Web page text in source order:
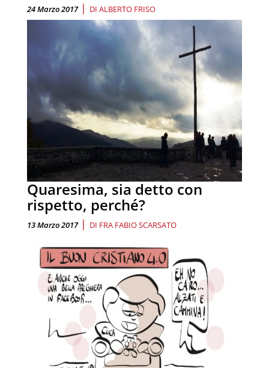
24 Marzo 2017 | DI ALBERTO FRISO
Quaresima, sia detto con
rispetto, perché?
13 Marzo 2017 | DI FRA FABIO SCARSATO